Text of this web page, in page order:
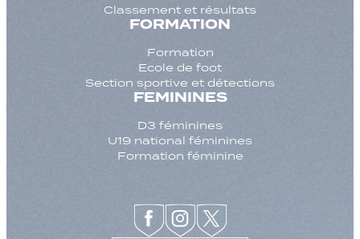
Classement et résultats
FORMATION
Formation
Ecole de foot
Section sportive et détections
FEMININES
D3 féminines
U19 national féminines
Formation féminine